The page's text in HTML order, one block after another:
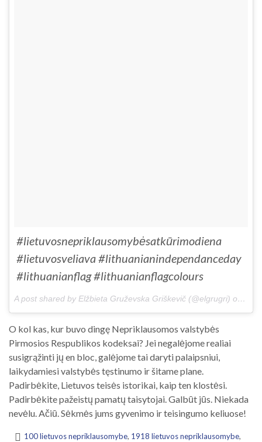
#lietuvosnepriklausomybėsatkūrimodiena
#lietuvosveliava #lithuanianindependanceday
#lithuanianflag #lithuanianflagcolours
A post shared by Elžbieta Gruževska Griškevič (@elgrugri) on
O kol kas, kur buvo dingę Nepriklausomos valstybės
Pirmosios Respublikos kodeksai? Jei negalėjome realiai
susigrąžinti jų en bloc, galėjome tai daryti palaipsniui,
laikydamiesi valstybės tęstinumo ir šitame plane.
Padirbėkite, Lietuvos teisės istorikai, kaip ten klostėsi.
Padirbėkite pažeistų pamatų taisytojai. Galbūt jūs. Niekada
nevėlu. Ačiū. Sėkmės jums gyvenimo ir teisingumo keliuose!
100 lietuvos nepriklausomybe, 1918 lietuvos nepriklausomybe,